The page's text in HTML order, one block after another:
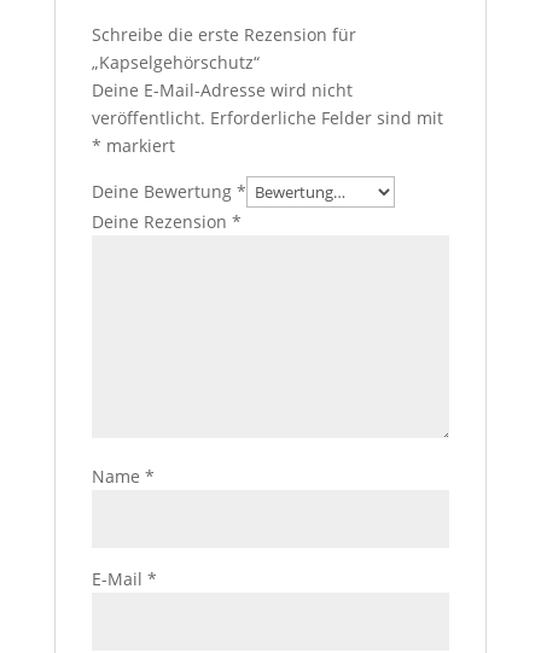
Schreibe die erste Rezension für
„Kapselgehörschutz“
Deine E-Mail-Adresse wird nicht
veröffentlicht. Erforderliche Felder sind mit
* markiert
Deine Bewertung *
Deine Rezension *
Name *
E-Mail *